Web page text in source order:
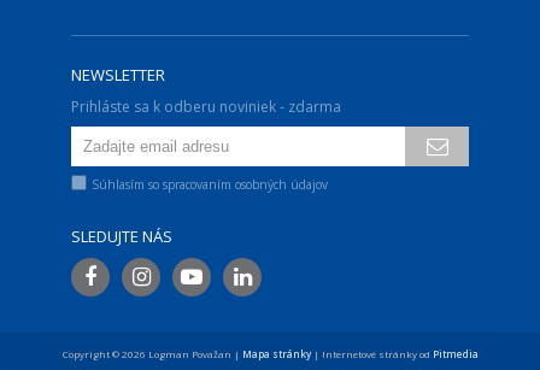
NEWSLETTER
Prihláste sa k odberu noviniek - zdarma
Súhlasím so spracovaním osobných údajov
SLEDUJTE NÁS
Copyright © 2026 Logman Považan | Mapa stránky| Internetové stránky od Pitmedia